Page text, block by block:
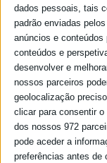
dados pessoais, tais
padrão enviadas
anúncios e
conteúdos e
desenvolver e
nossos parceiros
geolocalização
clicar para consentir
dos nossos 972
pode aceder a
preferências antes de